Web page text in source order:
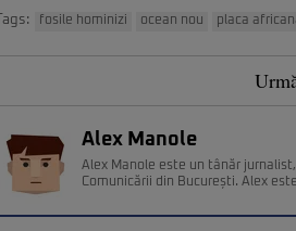
Tags: fosile hominizi ocean nou placa
Alex Manole
Alex Manole este un tânăr
Comunicării din București. Alex